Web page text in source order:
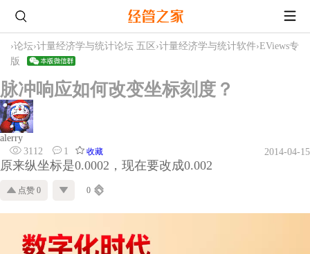
›论坛›计量经济学与统计论坛 五区 ›计量经济学与统计软件›EViews专
版
脉冲响应如何改变坐标刻度？
alerry
3112
1 收藏 2014-04-15
原来纵坐标是0.0002，现在要改成0.002
点赞 0 0